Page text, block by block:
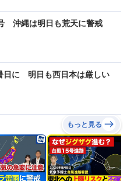
沖縄は明日も荒天に警戒
日に 明日も西日本は厳しい
もっと見る